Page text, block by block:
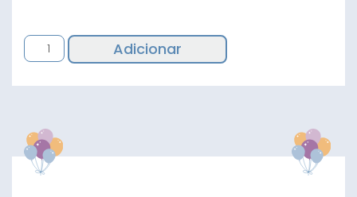
Quantidade
de
Vermelho
Dourado
Adicionar